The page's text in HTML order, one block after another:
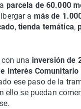
parcela de 60.000
a más de
,tienda temática,
una inversión de
Interés Comunitario
ese paso de la
ello se puedan